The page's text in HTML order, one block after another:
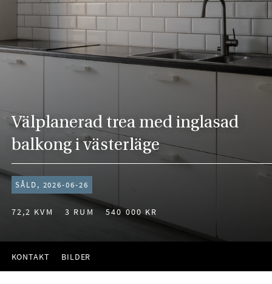
Välplanerad trea med inglasad
balkong i västerläge
SÅLD, 2026-06-26
72,2 KVM 3 RUM 540 000 KR
KONTAKT BILDER